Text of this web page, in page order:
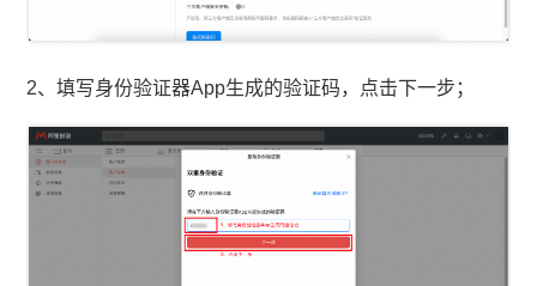
2、填写身份验证器App生成的验证码，点击下一步；